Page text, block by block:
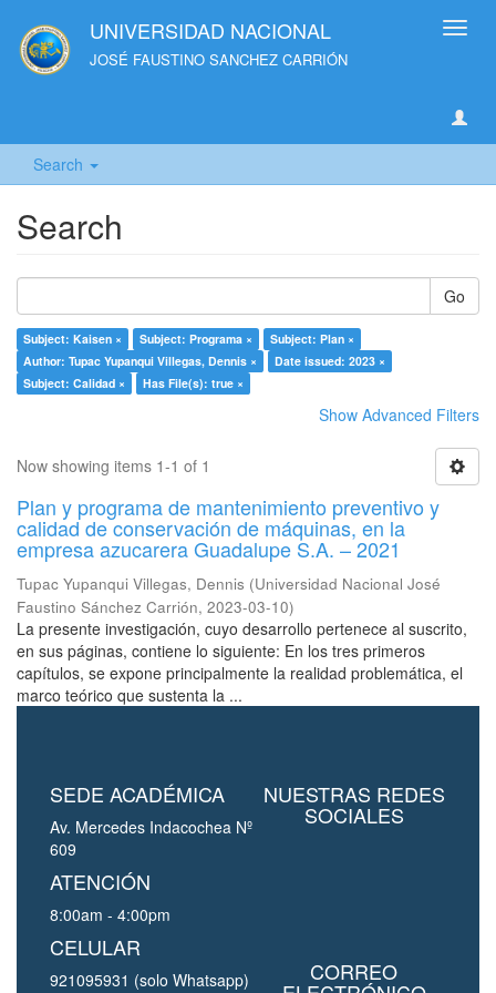
UNIVERSIDAD NACIONAL
JOSÉ FAUSTINO SANCHEZ CARRIÓN
Search
Search
Go
Subject: Kaisen × Subject: Programa ×
Subject: Plan ×
Author: Tupac Yupanqui Villegas, Dennis ×
Date issued: 2023 ×
Subject: Calidad ×
Has File(s): true ×
Show Advanced Filters
Now showing items 1-1 of 1
Plan y programa de mantenimiento preventivo y
calidad de conservación de máquinas, en la
empresa azucarera Guadalupe S.A. – 2021
Tupac Yupanqui Villegas, Dennis (Universidad Nacional José
Faustino Sánchez Carrión, 2023-03-10)
La presente investigación, cuyo desarrollo pertenece al suscrito,
en sus páginas, contiene lo siguiente: En los tres primeros
capítulos, se expone principalmente la realidad problemática, el
marco teórico que sustenta la ...
SEDE ACADÉMICA
Av. Mercedes Indacochea Nº
609
ATENCIÓN
8:00am - 4:00pm
CELULAR
921095931 (solo Whatsapp)
NUESTRAS REDES
SOCIALES
CORREO